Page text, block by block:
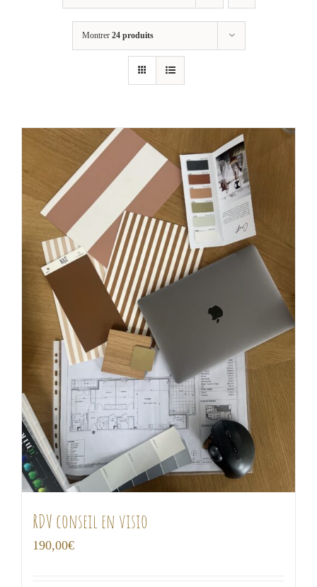
Montrer 24 produits
RDV conseil en visio
190,00€